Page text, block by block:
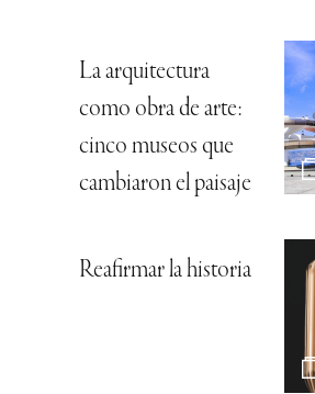
La arquitectura
como obra de arte:
cinco museos que
cambiaron el paisaje
Reafirmar la historia